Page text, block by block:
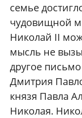
семье
чудовищной
Николай II
мысль не
другое
Дмитрия
князя Павла
Николая.